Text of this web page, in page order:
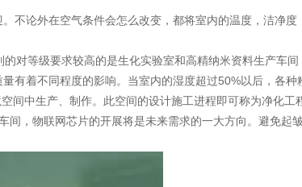
不论外在空气条件会怎么改变，都将室内的温度，洁净
对等级要求较高的是生化实验室和高精纳米资料生产车
着不同程度的影响。当室内的湿度超过50%以后，各种
中生产、制作。此空间的设计施工进程即可称为净化
，物联网芯片的开展将是未来需求的一大方向。避免起